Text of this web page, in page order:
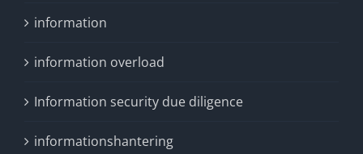
information
information overload
Information security due diligence
informationshantering